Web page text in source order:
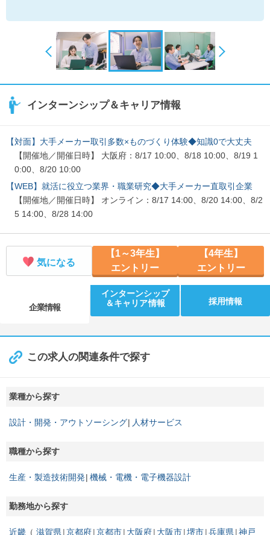
インターンシップ＆キャリア情報
【対面】大手メーカー取引多数×ものづくり体験◆知識0で大丈夫
【開催地／開催日時】 大阪府：8/17 10:00、8/18 10:00、8/19 1
0:00、8/20 10:00
【WEB】就活に役立つ業界・職業研究◆大手メーカー直取引企業
【開催地／開催日時】 オンライン：8/17 14:00、8/20 14:00、8/2
5 14:00、8/28 14:00
気になる
【1～3年生】
エントリー
【4年生】
エントリー
企業情報
インターンシップ
＆キャリア情報
採用情報
この求人の関連条件で探す
業種から探す
設計・開発・アウトソーシング 人材サービス
職種から探す
生産・製造技術開発 機械・電機・電子機器設計
勤務地から探す
近畿 滋賀県 京都府 京都市 大阪府 大阪市 堺市 兵庫県 神戸